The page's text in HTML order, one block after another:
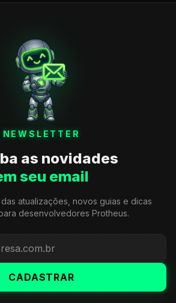
NEWSLETTER
as novidades
seu email
atualizações, novos guias e dicas
desenvolvedores Protheus.
CADASTRAR